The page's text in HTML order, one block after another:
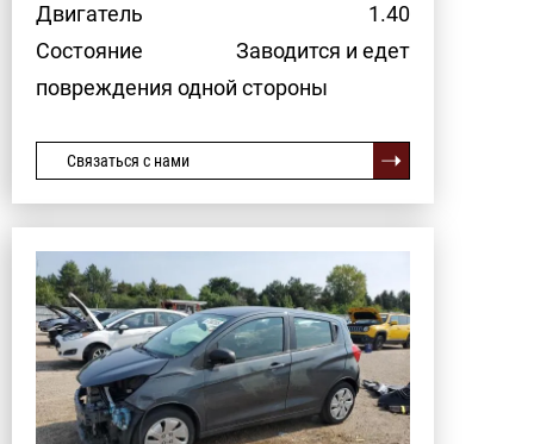
Двигатель
1.40
Состояние
Заводится и едет
повреждения одной стороны
Связаться с нами